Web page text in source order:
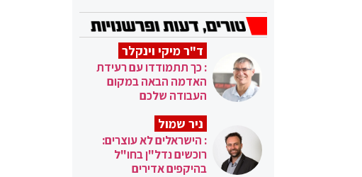
ד"ר מיקי וינקלר
: כך תתמודדו עם רעידת
האדמה הבאה במקום
העבודה שלכם
ניר שמול
: הישראלים לא עוצרים:
רוכשים נדל"ן בחו"ל
בהיקפים אדירים